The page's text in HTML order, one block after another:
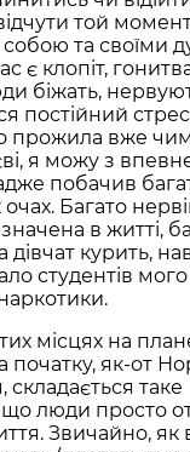
той
собою та своїми
є клопіт,
біжать,
постійний
прожила вже
я можу з
побачив
Багато
в житті,
дівчат курить,
студентів мого
місцях на
початку, як-от
таке
люди просто
Звичайно, як